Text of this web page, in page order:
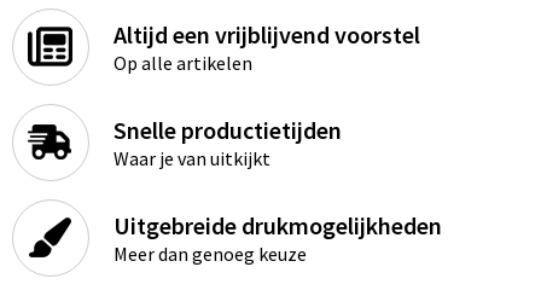
Altijd een vrijblijvend voorstel
Op alle artikelen
Snelle productietijden
Waar je van uitkijkt
Uitgebreide drukmogelijkheden
Meer dan genoeg keuze